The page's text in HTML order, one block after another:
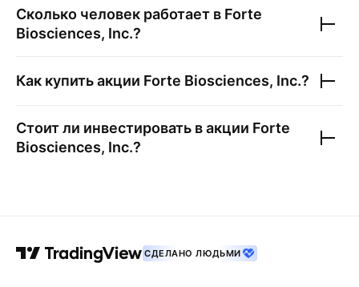
Сколько человек работает в Forte
Biosciences, Inc.?
Как купить акции Forte Biosciences, Inc.?
Стоит ли инвестировать в акции Forte
Biosciences, Inc.?
СДЕЛАНО ЛЮДЬМИ